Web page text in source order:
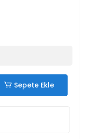
Sepete Ekle